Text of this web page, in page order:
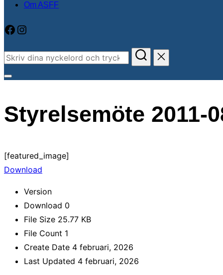
Om ASFF
Facebook
Instagram
Sök
Slå
sidopanel
och
Styrelsemöte 2011-
[featured_image]
Download
Version
Download 0
File Size 25.77 KB
File Count 1
Create Date 4 februari, 2026
Last Updated 4 februari, 2026